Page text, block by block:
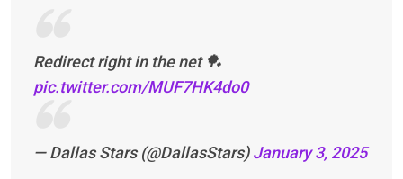
Redirect right in the net 🏓
pic.twitter.com/MUF7HK4do0
— Dallas Stars (@DallasStars)January 3, 2025